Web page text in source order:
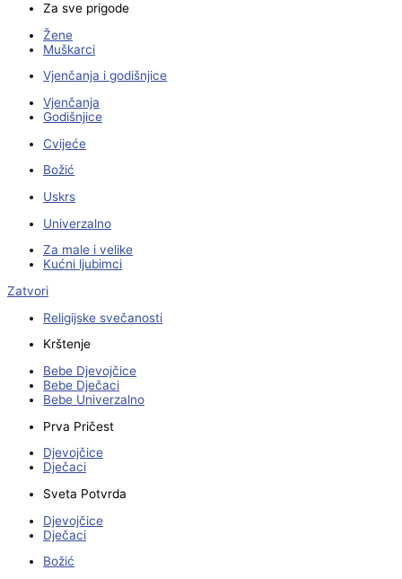
Za sve prigode
Žene
Muškarci
Vjenčanja i godišnjice
Vjenčanja
Godišnjice
Cvijeće
Božić
Uskrs
Univerzalno
Za male i velike
Kućni ljubimci
Zatvori
Religijske svečanosti
Krštenje
Bebe Djevojčice
Bebe Dječaci
Bebe Univerzalno
Prva Pričest
Djevojčice
Dječaci
Sveta Potvrda
Djevojčice
Dječaci
Božić